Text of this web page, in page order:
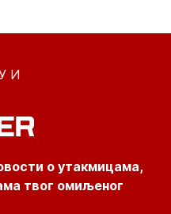
И
о утакмицама,
твог омиљеног